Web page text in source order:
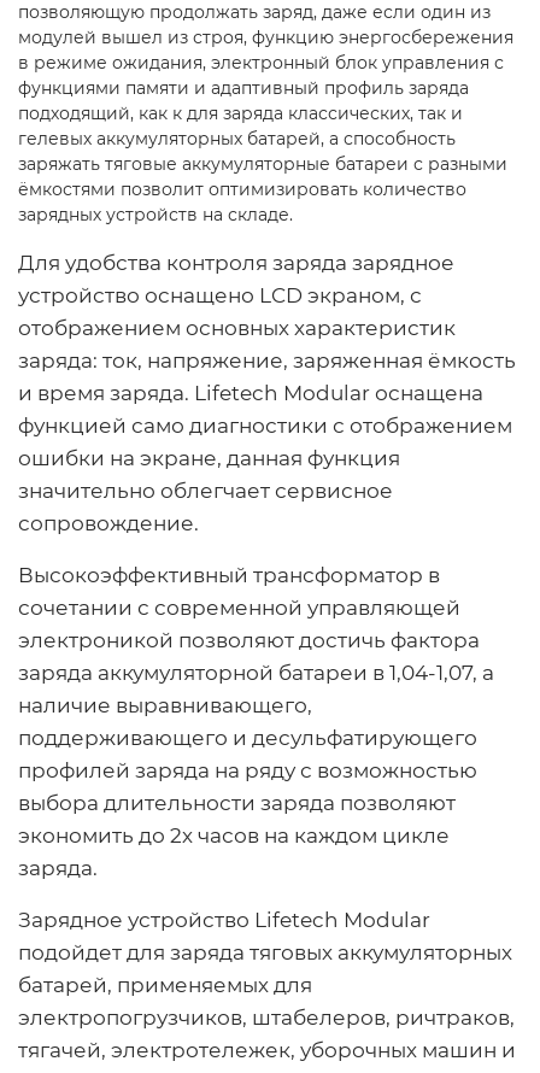
позволяющую продолжать заряд, даже если один из
модулей вышел из строя, функцию энергосбережения
в режиме ожидания, электронный блок управления с
функциями памяти и адаптивный профиль заряда
подходящий, как к для заряда классических, так и
гелевых аккумуляторных батарей, а способность
заряжать тяговые аккумуляторные батареи с разными
ёмкостями позволит оптимизировать количество
зарядных устройств на складе.
Для удобства контроля заряда зарядное
устройство оснащено LCD экраном, с
отображением основных характеристик
заряда: ток, напряжение, заряженная ёмкость
и время заряда. Lifetech Modular оснащена
функцией само диагностики с отображением
ошибки на экране, данная функция
значительно облегчает сервисное
сопровождение.
Высокоэффективный трансформатор в
сочетании с современной управляющей
электроникой позволяют достичь фактора
заряда аккумуляторной батареи в 1,04-1,07, а
наличие выравнивающего,
поддерживающего и десульфатирующего
профилей заряда на ряду с возможностью
выбора длительности заряда позволяют
экономить до 2х часов на каждом цикле
заряда.
Зарядное устройство Lifetech Modular
подойдет для заряда тяговых аккумуляторных
батарей, применяемых для
электропогрузчиков, штабелеров, ричтраков,
тягачей, электротележек, уборочных машин и